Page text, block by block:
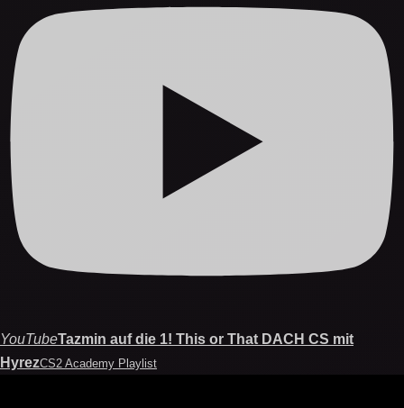
YouTubeTazmin auf die 1! This or That DACH CS mit
HyrezCS2 Academy Playlist